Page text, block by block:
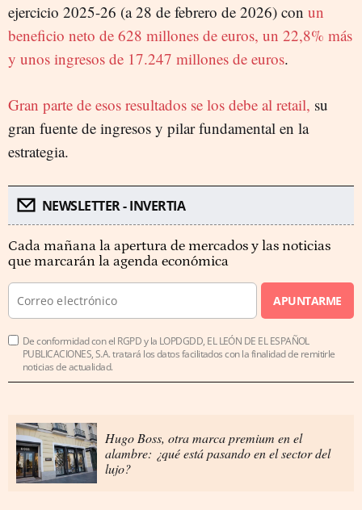
ejercicio 2025-26 (a 28 de febrero de 2026) con un
beneficio neto de 628 millones de euros, un 22,8% más
y unos ingresos de 17.247 millones de euros.
Gran parte de esos resultados se los debe al retail, su
gran fuente de ingresos y pilar fundamental en la
estrategia.
NEWSLETTER - INVERTIA
Cada mañana la apertura de mercados y las noticias
que marcarán la agenda económica
APUNTARME
De conformidad con el RGPD y la LOPDGDD, EL LEÓN DE EL ESPAÑOL
PUBLICACIONES, S.A. tratará los datos facilitados con la finalidad de remitirle
noticias de actualidad.
Hugo Boss, otra marca premium en el
alambre: ¿qué está pasando en el sector del
lujo?